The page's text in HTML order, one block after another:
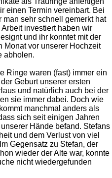
einen Termin vereinbart. Bei
sehr schnell gemerkt hat
investiert haben wir
und ihr konntet mit der
Monat vor unserer Hochzeit
abholen.
Ringe waren (fast) immer ein
Geburt unserer ersten
und natürlich auch bei der
sie immer dabei. Doch wie
manchmal anders als
sich seit einigen Jahren
Hände befand. Stefans
und dem Verlust von viel
Gegensatz zu Stefan, der
wieder der Alte war, konnte
nicht wiedergefunden